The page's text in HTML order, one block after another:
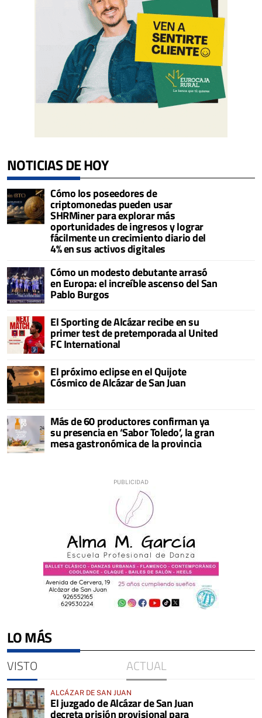
NOTICIAS DE HOY
Cómo los poseedores de
criptomonedas pueden usar
SHRMiner para explorar más
oportunidades de ingresos y lograr
fácilmente un crecimiento diario del
4% en sus activos digitales
Cómo un modesto debutante arrasó
en Europa: el increíble ascenso del San
Pablo Burgos
El Sporting de Alcázar recibe en su
primer test de pretemporada al United
FC International
El próximo eclipse en el Quijote
Cósmico de Alcázar de San Juan
Más de 60 productores confirman ya
su presencia en ‘Sabor Toledo’, la gran
mesa gastronómica de la provincia
LO MÁS
VISTO ACTUAL
ALCÁZAR DE SAN JUAN
El juzgado de Alcázar de San Juan
decreta prisión provisional para